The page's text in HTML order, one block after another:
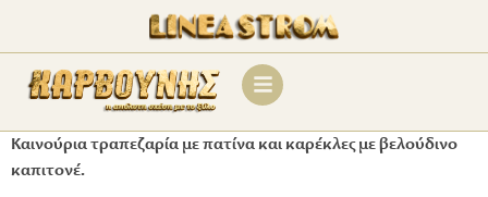
Καινούρια τραπεζαρία με πατίνα και καρέκλες με βελούδινο
καπιτονέ.